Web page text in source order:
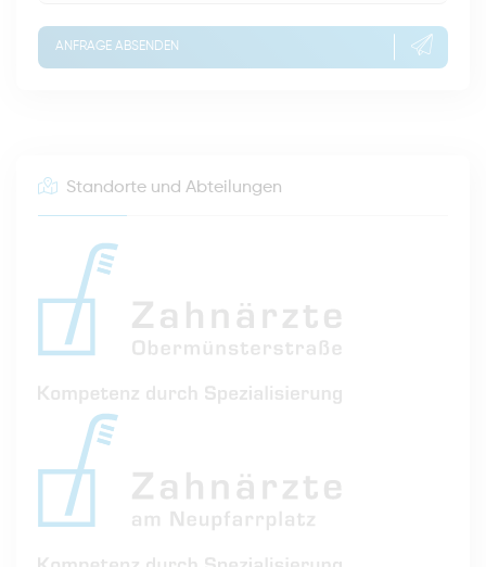
ANFRAGE ABSENDEN
Standorte und Abteilungen